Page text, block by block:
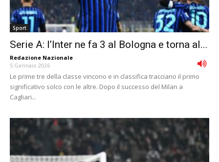
Sport
Serie A: l’Inter ne fa 3 al Bologna e torna al...
Redazione Nazionale -
5 Gennaio 2026
Le prime tre della classe vincono e in classifica tracciano il primo
significativo solco con le altre. Dopo il successo del Milan a
Cagliari...